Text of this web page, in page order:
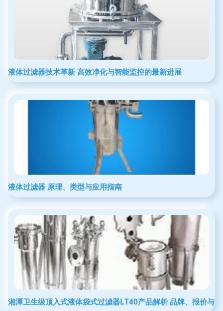
液体过滤器技术革新 高效净化与智能监控的最新进展
液体过滤器 原理、类型与应用指南
湘潭卫生级顶入式液体袋式过滤器LT40产品解析 品牌、报价与